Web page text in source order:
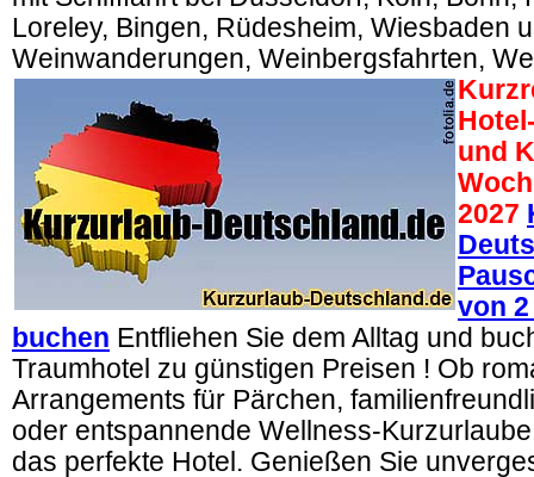
Loreley, Bingen, Rüdesheim, Wiesbaden
Weinwanderungen, Weinbergsfahrten,
und
2027
von 2
buchen Entfliehen Sie dem Alltag und
Traumhotel zu günstigen Preisen ! Ob
Arrangements für Pärchen,
oder entspannende Wellness-
das perfekte Hotel. Genießen Sie